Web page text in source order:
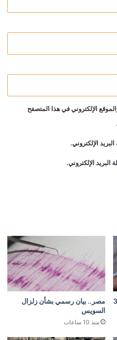
الإلكتروني في هذا المتصفح
الإلكتروني.
الإلكتروني.
سعر الدولار اليوم في مصر الإثنين 3
مصر.. بيان رسمي بشأن زلزال
السويس
منذ 10 ساعات